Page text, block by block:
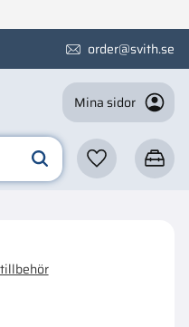
order@svith.se
Mina sidor
Favoriter
dig?